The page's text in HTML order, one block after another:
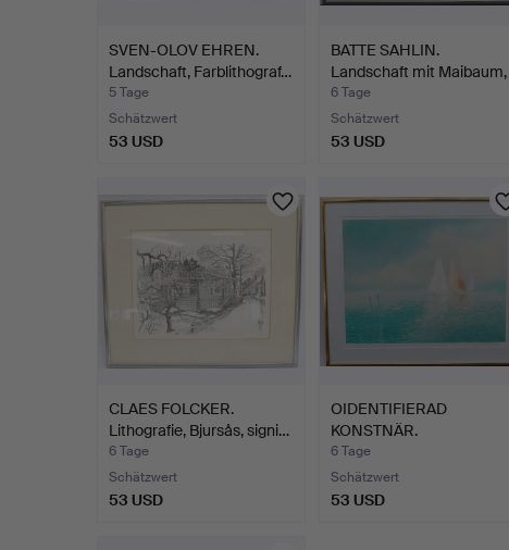
SVEN-OLOV EHREN.
Landschaft, Farblithograf…
5 Tage
Schätzwert
53 USD
BATTE SAHLIN.
Landschaft mit Maibaum,
sign…
6 Tage
Schätzwert
53 USD
CLAES FOLCKER.
Lithografie, Bjursås, signi…
6 Tage
Schätzwert
53 USD
OIDENTIFIERAD
KONSTNÄR.
Meeresansicht mit …
6 Tage
Schätzwert
53 USD